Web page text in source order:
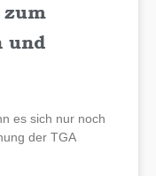
und
es sich nur noch
der TGA